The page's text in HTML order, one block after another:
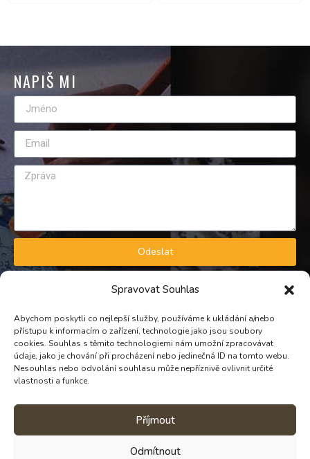
Spravovat Souhlas
Abychom poskytli co nejlepší služby, používáme k ukládání a/nebo
přístupu k informacím o zařízení, technologie jako jsou soubory
cookies. Souhlas s těmito technologiemi nám umožní zpracovávat
údaje, jako je chování při procházení nebo jedinečná ID na tomto webu.
Nesouhlas nebo odvolání souhlasu může nepříznivě ovlivnit určité
vlastnosti a funkce.
Příjmout
Odmítnout
NAPIŠ MI
Odeslat
GDPR A OBCHODNÍ PODMÍNKY
Obchodní podmínky
KONTAKT
TELEFON